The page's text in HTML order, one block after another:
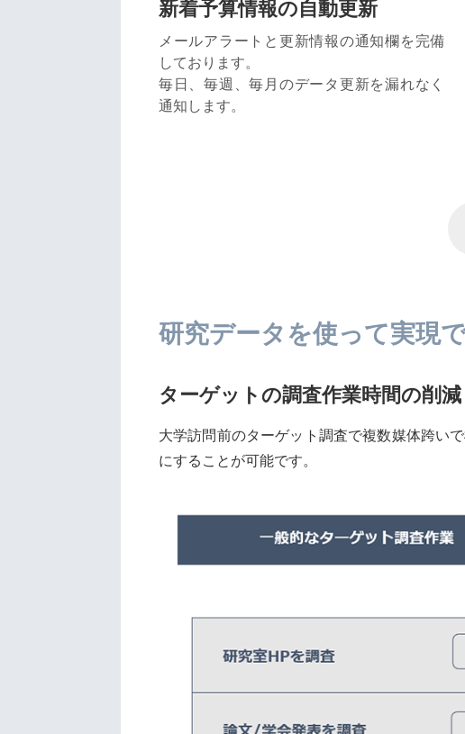
新着予算情報の自動更新
メールアラートと更新情報の通知欄を完備
しております。
毎日、毎週、毎月のデータ更新を漏れなく
通知します。
研究データを使って実現
ターゲットの調査作業時間の削減
大学訪問前のターゲット調査で複数媒体跨い
にすることが可能です。